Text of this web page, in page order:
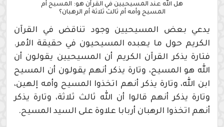
هل الله عند المسيحيين في القرآن هو: المسيح أم
المسيح وأمه أم ثالث ثلاثة أم الرهبان؟
يدعي بعض المسيحيين وجود تناقض في القرآن
الكريم حول ما يعبده المسيحيون في حقيقة الأمر.
فتارة يذكر القرآن الكريم أن المسيحيين يقولون أن
الله هو المسيح، وتارة يذكر أنهم يقولون أن المسيح
ابن الله، وتارة يذكر أنهم اتخذوا المسيح وأمه إلهين،
وتارة يذكر أنهم قالوا أن الله ثالث ثلاثة، وتارة يذكر
أنهم اتخذوا الرهبان أربابا علاوة على السيد المسيح.